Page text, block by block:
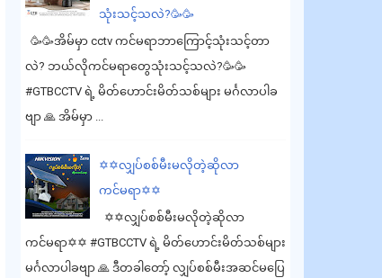
သုံးသင့်သလဲ?🥳🥳
🥳🥳အိမ်မှာ cctv ကင်မရာဘာကြောင့်သုံးသင့်တာ
လဲ? ဘယ်လိုကင်မရာတွေသုံးသင့်သလဲ?🥳🥳
#GTBCCTV ရဲ့ မိတ်ဟောင်းမိတ်သစ်များ မင်္ဂလာပါခ
ဗျာ 🙏 အိမ်မှာ ...
✡️✡️လျှပ်စစ်မီးမလိုတဲ့ဆိုလာ
ကင်မရာ✡️✡️
✡️✡️လျှပ်စစ်မီးမလိုတဲ့ဆိုလာ
ကင်မရာ✡️✡️ #GTBCCTV ရဲ့ မိတ်ဟောင်းမိတ်သစ်များ
မင်္ဂလာပါခဗျာ 🙏 ဒီတခါတော့် လျှပ်စစ်မီးအဆင်မပြေ